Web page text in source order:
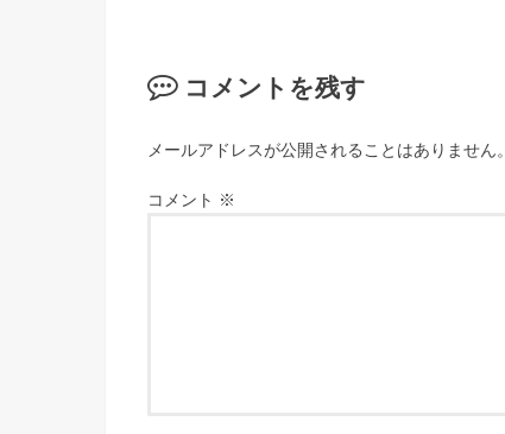
コメントを残す
メールアドレスが公開されることはありません。
コメント ※